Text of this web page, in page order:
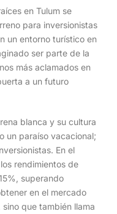
en Tulum se
para inversionistas
un entorno turístico en
ser parte de la
más aclamados en
a un futuro
blanca y su cultura
un paraíso vacacional;
En el
rendimientos de
superando
en el mercado
que también llama